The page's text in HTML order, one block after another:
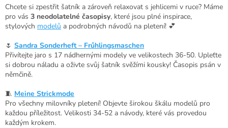
Chcete si zpestřit šatník a zároveň relaxovat s jehlicemi v ruce? Máme
pro vás 3 neodolatelné časopisy, které jsou plné inspirace,
stylových modelů a podrobných návodů na pletení! 💕
🌷 Sandra Sonderheft – Frűhlingsmaschen
Přivítejte jaro s 17 nádhernými modely ve velikostech 36-50. Upleťte
si dobrou náladu a oživte svůj šatník svěžími kousky! Časopis psán v
němčině.
🧵 Meine Strickmode
Pro všechny milovníky pletení! Objevte širokou škálu modelů pro
každou příležitost. Velikosti 34-52 a návody, které vás provedou
každým krokem.